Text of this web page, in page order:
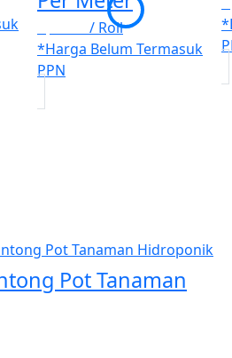
/ Roll
*Harga Belum Termasuk
PPN
Pot Tanaman